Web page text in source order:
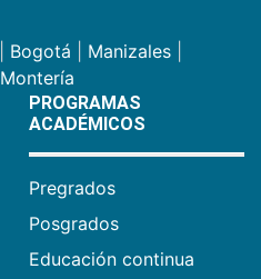
Bogotá Manizales
Montería
PROGRAMAS
ACADÉMICOS
Pregrados
Posgrados
Educación continua